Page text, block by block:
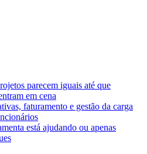
parecem iguais até que
em cena
faturamento e gestão da carga
está ajudando ou apenas